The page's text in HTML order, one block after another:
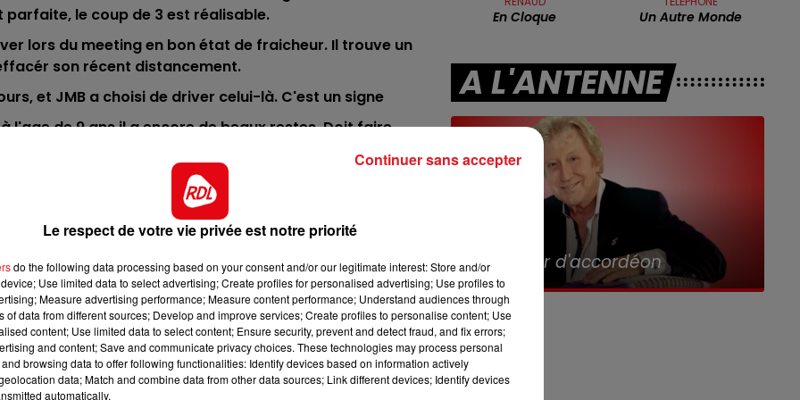
11h00 - 12h00
SUR UN AIR D'ACCORDÉON
8h00 - 10h00
RDL WEEK-END
parfaite, le coup de 3 est réalisable.
lors du meeting en bon état de fraicheur. Il trouve un
son récent distancement.
et JMB a choisi de driver celui-là. C'est un signe
l'age de 9 ans il a encore de beaux restes. Doit faire
III, ou il n' a pu figurer, néanmoins la course lui a
quinté. Peut se retrouver ici.
mais il arrive ici sans ses fers. Un rachat est
en début de meeting, pieds nus on peut le voir se
4/5 éme place.
Laroche - Galop - 16h10
- 4 - 2 - 3 - 10
En Cloque Un Autre Monde
A L'ANTENNE
RDL WEEK-END Sur un Air d'accordéon
Le respect de votre vie privée est notre priorité
do the following data processing based on your consent and/or our legitimate interest: Store and/or
Use limited data to select advertising; Create profiles for personalised advertising; Use profiles to
Measure advertising performance; Measure content performance; Understand audiences through
of data from different sources; Develop and improve services; Create profiles to personalise content; Use
content; Use limited data to select content; Ensure security, prevent and detect fraud, and fix errors;
and content; Save and communicate privacy choices. These technologies may process personal
browsing data to offer following functionalities: Identify devices based on information actively
data; Match and combine data from other data sources; Link different devices; Identify devices
automatically.
Continuer sans accepter